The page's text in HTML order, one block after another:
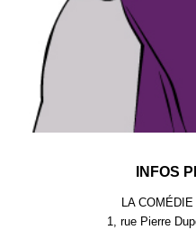
INFOS
LA
1, rue Pierre